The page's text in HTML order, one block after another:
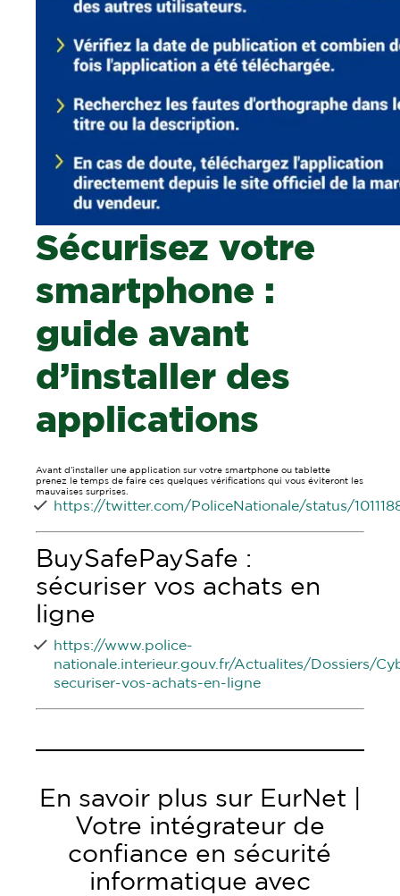
Sécurisez votre
smartphone :
guide avant
d’installer des
applications
Avant d’installer une application sur votre smartphone ou tablette
prenez le temps de faire ces quelques vérifications qui vous éviteront les
mauvaises surprises.
https://twitter.com/PoliceNationale/status/
BuySafePaySafe :
sécuriser vos achats en
ligne
https://www.police-
nationale.interieur.gouv.fr/Actualites/Dossiers/
securiser-vos-achats-en-ligne
En savoir plus sur EurNet |
Votre intégrateur de
confiance en sécurité
informatique avec